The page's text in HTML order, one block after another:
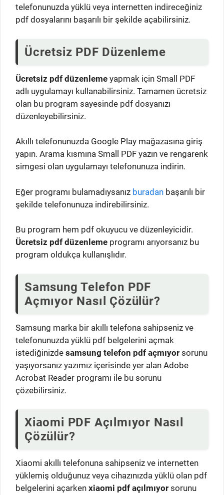
telefonunuzda yüklü veya internetten indireceğiniz
pdf dosyalarını başarılı bir şekilde açabilirsiniz.
Ücretsiz PDF Düzenleme
Ücretsiz pdf düzenleme yapmak için Small PDF
adlı uygulamayı kullanabilirsiniz. Tamamen ücretsiz
olan bu program sayesinde pdf dosyanızı
düzenleyebilirsiniz.
Akıllı telefonunuzda Google Play mağazasına giriş
yapın. Arama kısmına Small PDF yazın ve rengarenk
simgesi olan uygulamayı telefonunuza indirin.
Eğer programı bulamadıysanız buradan başarılı bir
şekilde telefonunuza indirebilirsiniz.
Bu program hem pdf okuyucu ve düzenleyicidir.
Ücretsiz pdf düzenleme programı arıyorsanız bu
program oldukça kullanışlıdır.
Samsung Telefon PDF
Açmıyor Nasıl Çözülür?
Samsung marka bir akıllı telefona sahipseniz ve
telefonunuzda yüklü pdf belgelerini açmak
istediğinizde samsung telefon pdf açmıyor sorunu
yaşıyorsanız yazımız içerisinde yer alan Adobe
Acrobat Reader programı ile bu sorunu
çözebilirsiniz.
Xiaomi PDF Açılmıyor Nasıl
Çözülür?
Xiaomi akıllı telefonuna sahipseniz ve internetten
yüklemiş olduğunuz veya cihazınızda yüklü olan pdf
belgelerini açarken xiaomi pdf açılmıyor sorunu